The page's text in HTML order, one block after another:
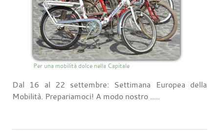
Per una mobilità dolce nella Capitale
Dal 16 al 22 settembre: Settimana Europea della
Mobilità. Prepariamoci! A modo nostro .....